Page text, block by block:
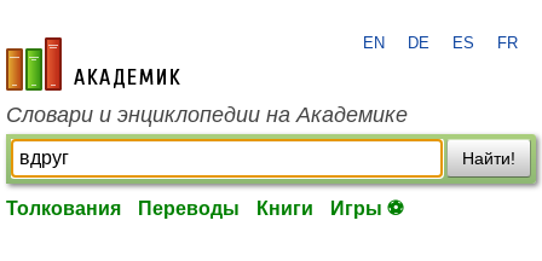
academic.ru
EN DE ES FR
Словари и энциклопедии на Академике
Найти!
Толкования Переводы Книги Игры ⚽